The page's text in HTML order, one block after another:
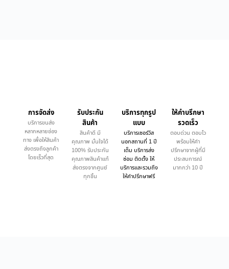
การจัดส่ง
บริการขนส่ง
หลากหลายช่อง
ทาง เพื่อให้สินค้า
ส่งตรงถึงลูกค้า
โดยเร็วที่สุด
รับประกัน
สินค้า
สินค้าดี มี
คุณภาพ มั่นใจได้
100% รับประกัน
คุณภาพสินค้าแท้
ส่งตรงจากศูนย์
ทุกชิ้น
บริการทุกรูป
แบบ
บริการเซอร์วิส
นอกสถานที่ 1 ปี
เต็ม บริการส่ง
ซ่อม ติดตั้ง ให้
บริการและรวมถึง
ให้คำปรึกษาฟรี
ให้คำบรึกษา
รวดเร็ว
ตอบด่วน ตอบไว
พร้อมให้คำ
ปรึกษาจากผู้ที่มี
ประสบการณ์
มากกว่า 10 ปี